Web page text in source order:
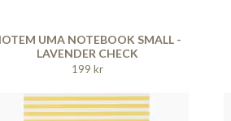
UMA NOTEBOOK SMALL -
LAVENDER CHECK
199 kr